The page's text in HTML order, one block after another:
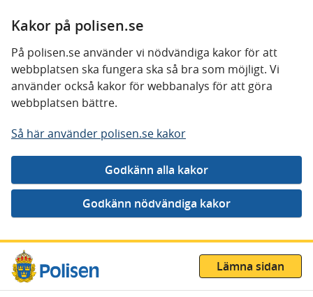
Kakor på polisen.se
På polisen.se använder vi nödvändiga kakor för att
webbplatsen ska fungera ska så bra som möjligt. Vi
använder också kakor för webbanalys för att göra
webbplatsen bättre.
Så här använder polisen.se kakor
Gå direkt till innehåll
Lämna sidan